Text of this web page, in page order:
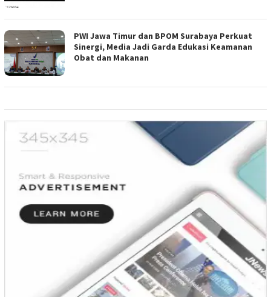
PWI Jawa Timur dan BPOM Surabaya Perkuat
Sinergi, Media Jadi Garda Edukasi Keamanan
Obat dan Makanan